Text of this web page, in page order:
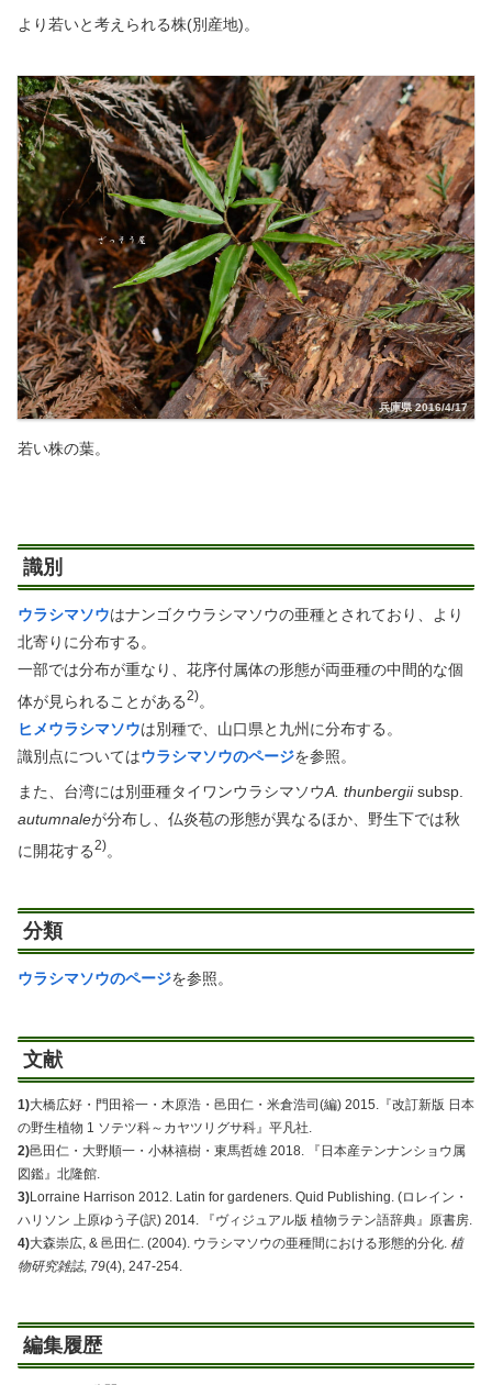
より若いと考えられる株(別産地)。
兵庫県 2016/4/17
若い株の葉。
識別
ウラシマソウはナンゴクウラシマソウの亜種とされており、より
北寄りに分布する。
一部では分布が重なり、花序付属体の形態が両亜種の中間的な個
体が見られることがある2)。
ヒメウラシマソウは別種で、山口県と九州に分布する。
識別点についてはウラシマソウのページを参照。
また、台湾には別亜種タイワンウラシマソウA. thunbergiisubsp.
autumnaleが分布し、仏炎苞の形態が異なるほか、野生下では秋
に開花する2)。
分類
ウラシマソウのページを参照。
文献
1)大橋広好・門田裕一・木原浩・邑田仁・米倉浩司(編) 2015.『改訂新版 日本
の野生植物 1 ソテツ科～カヤツリグサ科』平凡社.
2)邑田仁・大野順一・小林禧樹・東馬哲雄 2018. 『日本産テンナンショウ属
図鑑』北隆館.
3)Lorraine Harrison 2012. Latin for gardeners. Quid Publishing. (ロレイン・
ハリソン 上原ゆう子(訳) 2014. 『ヴィジュアル版 植物ラテン語辞典』原書房.
4)大森崇広, & 邑田仁. (2004). ウラシマソウの亜種間における形態的分化. 植
物研究雑誌, 79(4), 247-254.
編集履歴